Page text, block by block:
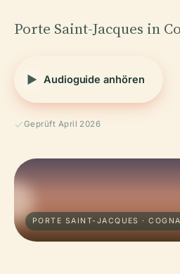
Porte Saint-Jacques in
Audioguide anhören
Geprüft April 2026
PORTE SAINT-JACQUES ·